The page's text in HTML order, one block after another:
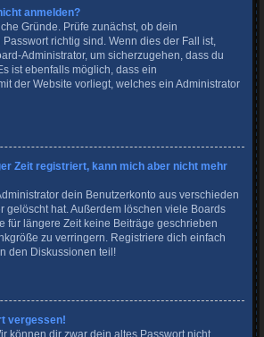
anmelden?
Gründe. Prüfe zunächst, ob dein
richtig sind. Wenn dies der Fall ist,
Administrator, um sicherzugehen, dass du
ist ebenfalls möglich, dass ein
der Website vorliegt, welches ein Administrator
Zeit registriert, kann mich aber nicht mehr
dein Benutzerkonto aus verschieden
gelöscht hat. Außerdem löschen viele Boards
für längere Zeit keine Beiträge geschrieben
zu verringern. Registriere dich einfach
den Diskussionen teil!
vergessen!
können dir zwar dein altes Passwort nicht